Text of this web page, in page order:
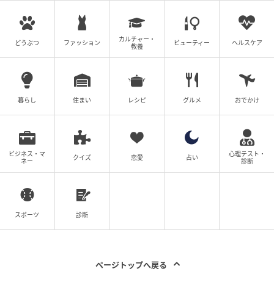
演出面については
「場面の組み立て方が印象的」「発
想力に驚かされる」
といった声もSNSで見られ、多方
面で個性を発揮していることがうかがえます。
アイドル、俳優、小説家と複数の分野を行き来しなが
ら、それぞれで表現を磨き続けてきた積み重ねが、現
在の評価につながっているようです。「とんでもない
鬼才」「同じ人間なの？」「アイドルの枠を超えてい
る」との声もSNSで見られ、表現者としての存在感は
さらに広がりを見せています。
※記事は執筆時点の情報です
#1 子どもの実名と顔を晒すママ、大丈夫か
どうぶつ ファッション
カルチャー・
教養
ビューティー ヘルスケア
暮らし 住まい レシピ グルメ おでかけ
ビジネス・マ
ネー
クイズ 恋愛 占い
心理テスト・
診断
スポーツ 診断
ページトップへ戻る